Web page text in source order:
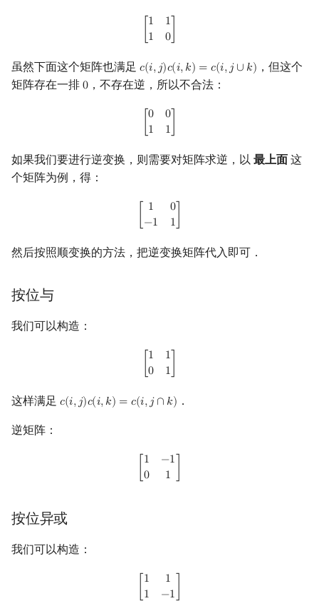
1
1
1
0
1 0
虽然下面这个矩阵也满足 𝑐(𝑖,𝑗)𝑐(𝑖,𝑘) = 𝑐(𝑖,𝑗 ∪ 𝑘)
c(i,j)c(i,k )=c (i, ∪k)
，但这个
矩阵存在一排 0
0 ，不存在逆，所以不合法：
0
0
1
1
0 11
如果我们要进行逆变换，则需要对矩阵求逆，以 最上面 这
个矩阵为例，得：
1
0
−1 1
10 1]
然后按照顺变换的方法，把逆变换矩阵代入即可．
按位与
我们可以构造：
1
1
0
1
1 1
这样满足 𝑐(𝑖,𝑗)𝑐(𝑖,𝑘) = 𝑐(𝑖,𝑗 ∩ 𝑘)
c(i,j)c(i,k )=c (i, ∩k) ．
逆矩阵：
1 −1
0
1
[1 01]
按位异或
我们可以构造：
1
1
1
−1
[1 −1